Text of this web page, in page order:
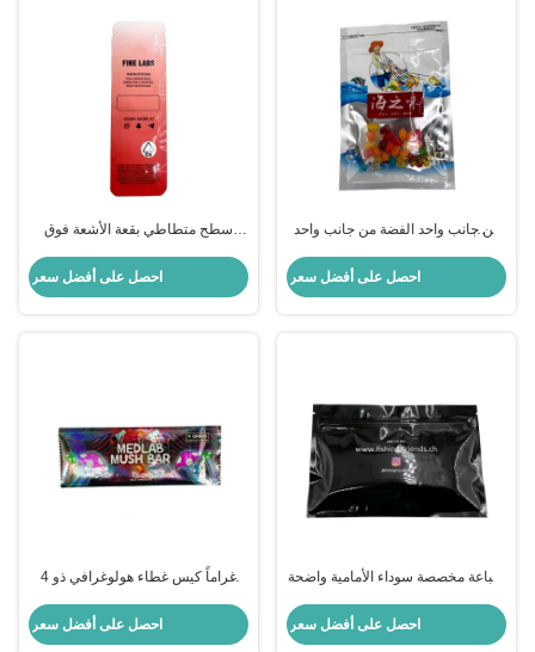
سطح متطاطي بقعة الأشعة فوق
غرام حقيبة ورق مسطح أكياس مايلار
لحلويات العلكة حزمة الكوكيز
احصل على أفضل سعر
من جانب واحد الفضة من جانب واحد
مايلار مع نافذة زيبلوك
احصل على أفضل سعر
4 غراماً كيس غطاء هولوغرافي ذو
في الجزء العلوي السفلي للفطر
الشوكولاتة الحليب
احصل على أفضل سعر
طباعة مخصصة سوداء الأمامية واضحة
مسطحة زيبور أكياس مايلر للصيد
طعم التعبئة والتغليف
احصل على أفضل سعر